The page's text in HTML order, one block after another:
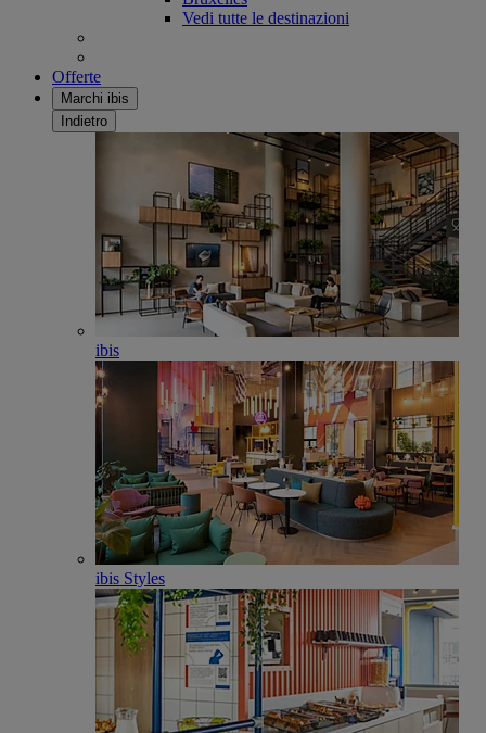
Vedi tutte le destinazioni
Offerte
Marchi ibis
Indietro
ibis
ibis Styles